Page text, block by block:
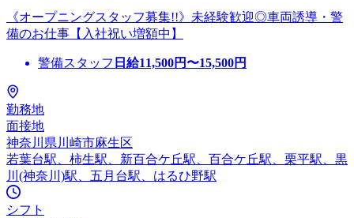
《オープニングスタッフ募集!!》未経験歓迎◎車両誘導・警
備のお仕事【入社祝い増額中】
警備スタッフ 日給11,500円〜15,500円
勤務地
面接地
神奈川県川崎市麻生区
若葉台駅、柿生駅、新百合ケ丘駅、百合ケ丘駅、栗平駅、黒
川(神奈川)駅、五月台駅、はるひ野駅
シフト